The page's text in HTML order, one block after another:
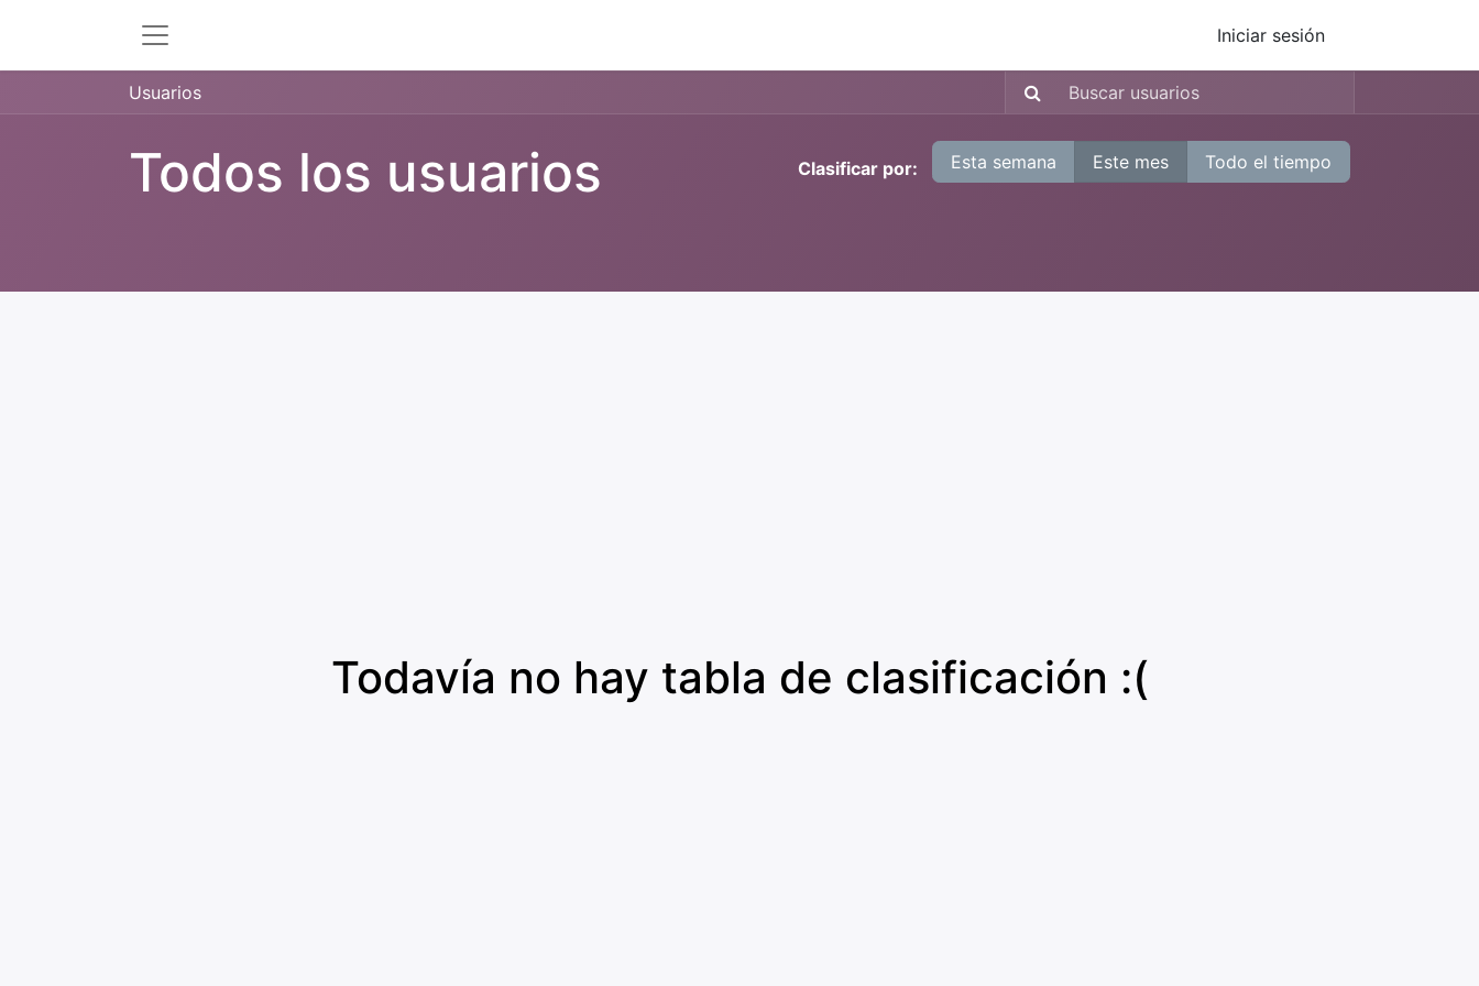
Iniciar sesión
Usuarios
Todos los usuarios Clasificar por: Esta semana Este mes Todo el tiempo
Todavía no hay tabla de clasificación :(